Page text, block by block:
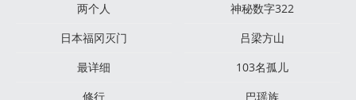
两个人
神秘数字322
日本福冈灭门
吕梁方山
最详细
103名孤儿
修行
巴瑶族